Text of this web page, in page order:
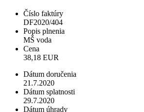
Číslo faktúry
DF2020/404
Popis plnenia
MŠ voda
Cena
38,18 EUR
Dátum doručenia
21.7.2020
Dátum splatnosti
29.7.2020
Dátum úhrady